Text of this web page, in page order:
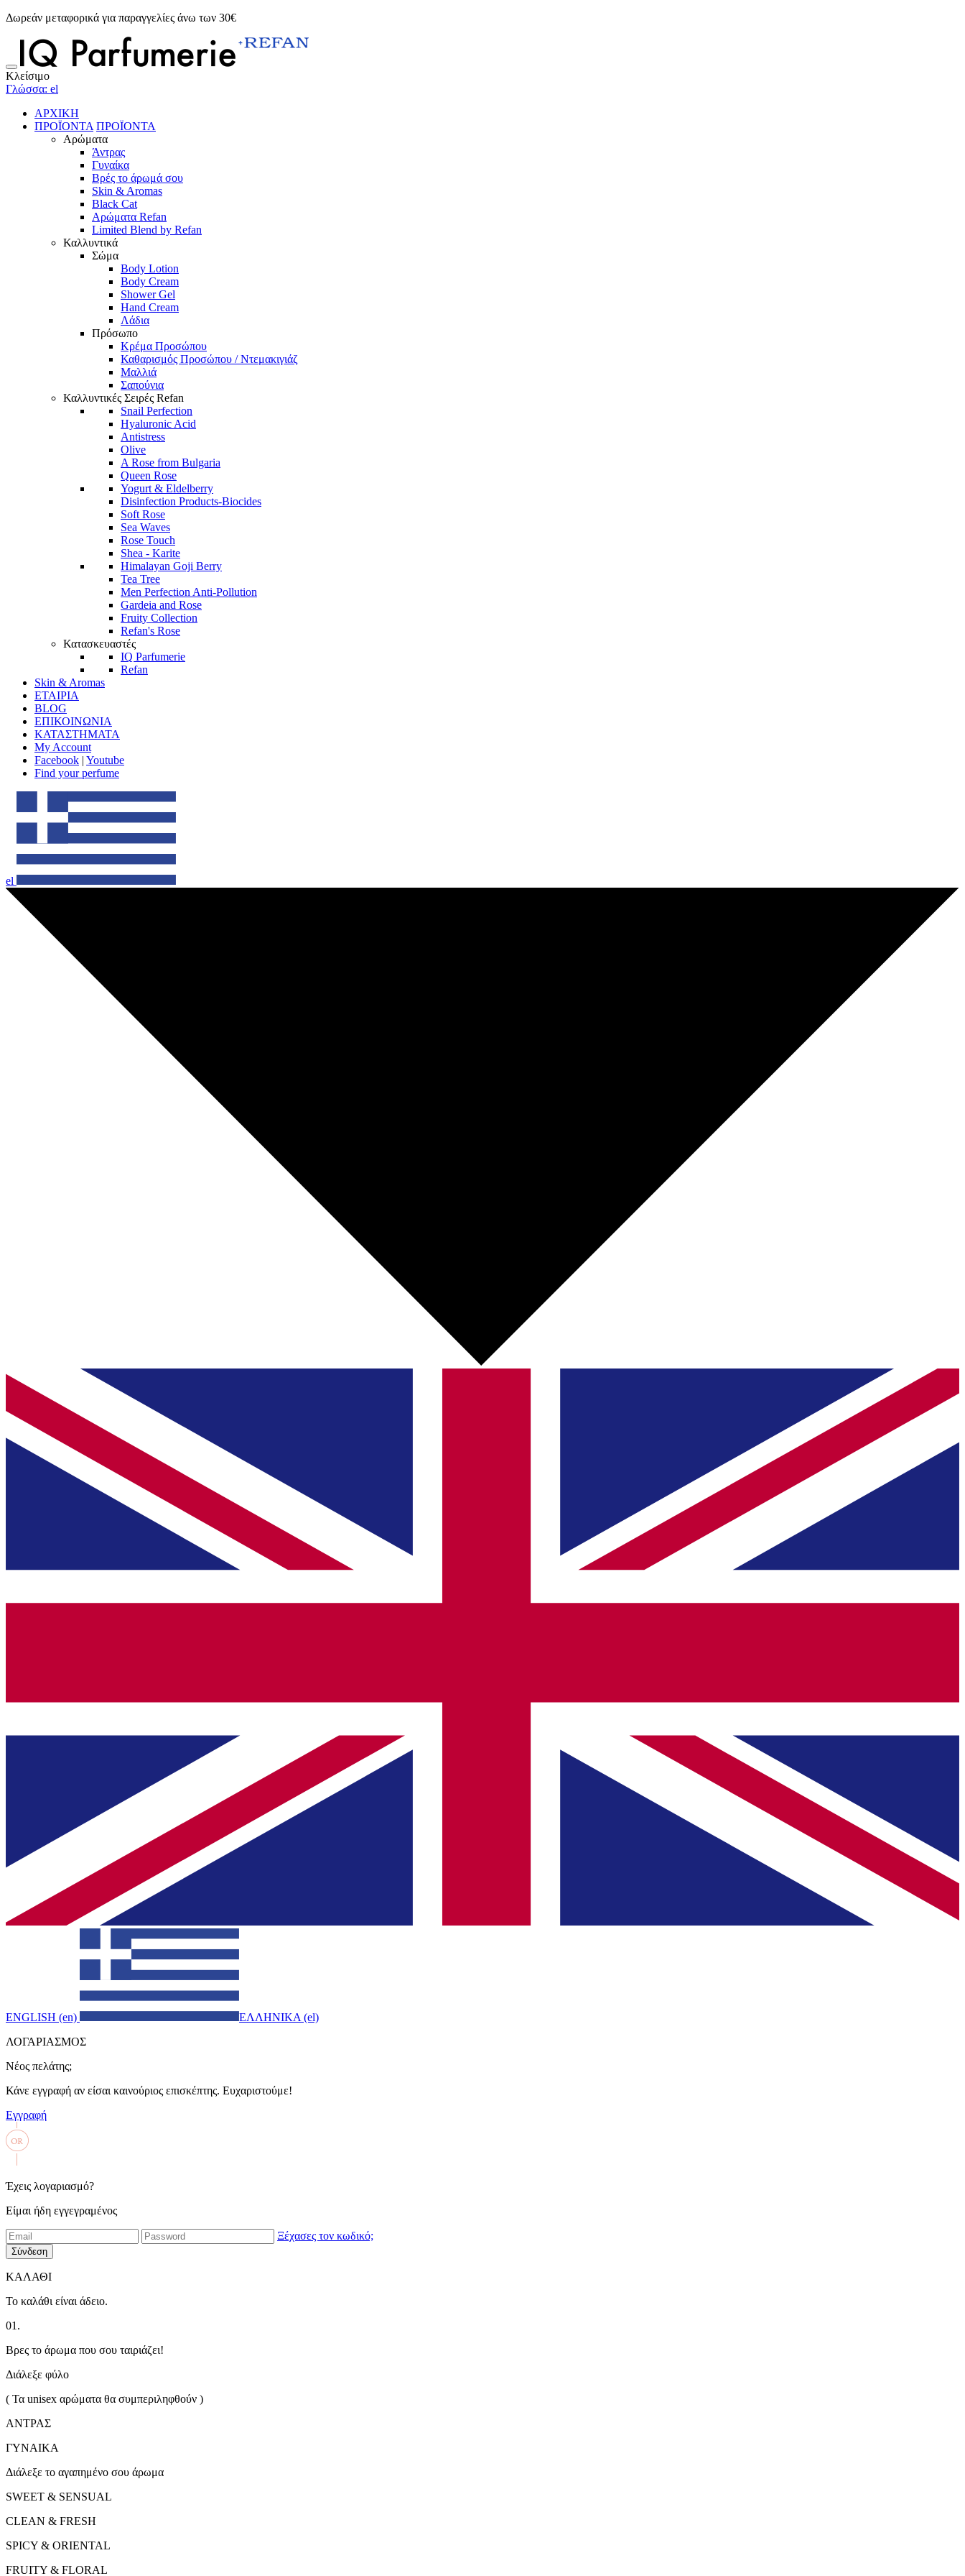
Δωρεάν μεταφορικά για παραγγελίες άνω των 30€
Κλείσιμο
Γλώσσα: el
ΑΡΧΙΚΗ
ΠΡΟΪΟΝΤΑ ΠΡΟΪΟΝΤΑ
Αρώματα
Άντρας
Γυναίκα
Βρές το άρωμά σου
Skin & Aromas
Black Cat
Αρώματα Refan
Limited Blend by Refan
Καλλυντικά
Σώμα
Body Lotion
Body Cream
Shower Gel
Hand Cream
Λάδια
Πρόσωπο
Κρέμα Προσώπου
Καθαρισμός Προσώπου / Ντεμακιγιάζ
Μαλλιά
Σαπούνια
Καλλυντικές Σειρές Refan
Snail Perfection
Hyaluronic Acid
Antistress
Olive
A Rose from Bulgaria
Queen Rose
Yogurt & Eldelberry
Disinfection Products-Biocides
Soft Rose
Sea Waves
Rose Touch
Shea - Karite
Himalayan Goji Berry
Tea Tree
Men Perfection Anti-Pollution
Gardeia and Rose
Fruity Collection
Refan's Rose
Κατασκευαστές
IQ Parfumerie
Refan
Skin & Aromas
ΕΤΑΙΡΙΑ
BLOG
ΕΠΙΚΟΙΝΩΝΙΑ
ΚΑΤΑΣΤΗΜΑΤΑ
My Account
Facebook | Youtube
Find your perfume
el
ENGLISH (en)
ΕΛΛΗΝΙΚΑ (el)
ΛΟΓΑΡΙΑΣΜΟΣ
Νέος πελάτης;
Κάνε εγγραφή αν είσαι καινούριος επισκέπτης. Ευχαριστούμε!
Εγγραφή
Έχεις λογαριασμό?
Είμαι ήδη εγγεγραμένος
Ξέχασες τον κωδικό;
Σύνδεση
ΚΑΛΑΘΙ
Το καλάθι είναι άδειο.
01.
Βρες το άρωμα που σου ταιριάζει!
Διάλεξε φύλο
( Τα unisex αρώματα θα συμπεριληφθούν )
ΑΝΤΡΑΣ
ΓΥΝΑΙΚΑ
Διάλεξε το αγαπημένο σου άρωμα
SWEET & SENSUAL
CLEAN & FRESH
SPICY & ORIENTAL
FRUITY & FLORAL